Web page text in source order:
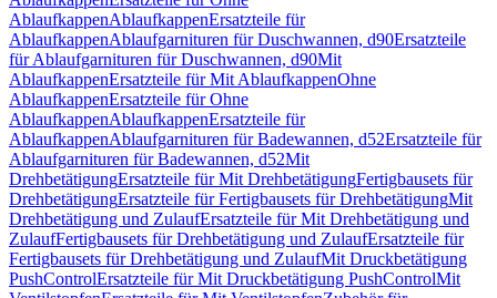
AblaufkappenAblaufkappenErsatzteile für
AblaufkappenAblaufgarnituren für Duschwannen, d90Ersatzteile
für Ablaufgarnituren für Duschwannen, d90Mit
AblaufkappenErsatzteile für Mit AblaufkappenOhne
AblaufkappenErsatzteile für Ohne
AblaufkappenAblaufkappenErsatzteile für
AblaufkappenAblaufgarnituren für Badewannen, d52Ersatzteile für
Ablaufgarnituren für Badewannen, d52Mit
DrehbetätigungErsatzteile für Mit DrehbetätigungFertigbausets für
DrehbetätigungErsatzteile für Fertigbausets für DrehbetätigungMit
Drehbetätigung und ZulaufErsatzteile für Mit Drehbetätigung und
ZulaufFertigbausets für Drehbetätigung und ZulaufErsatzteile für
Fertigbausets für Drehbetätigung und ZulaufMit Druckbetätigung
PushControlErsatzteile für Mit Druckbetätigung PushControlMit